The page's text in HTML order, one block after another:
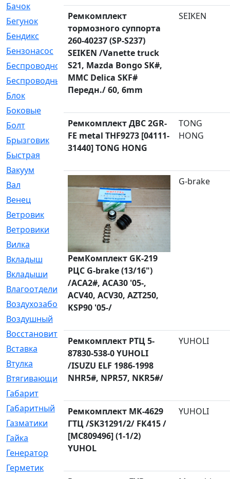
Бачок
[40]
Бегунок
[21]
Бендикс
[26]
Бензонасос
[17]
Беспроводное
[2]
Беспроводные
[1]
Блок
[81]
Боковые
[4]
Болт
[247]
Брызговик
[77]
Быстрая
Вакуум
[23]
Вал
[194]
Венец
[16]
Ветровик
[132]
Ветровики
[2]
Вилка
[15]
Вкладыш
[41]
Вкладыши
[1131]
Влагоотделитель
[2]
Воздухозаборник
[2]
Воздушный
Восстановительный
[1]
Вставка
[168]
Втулка
[1875]
Втягивающий
[22]
Габарит
Габаритный
[6]
Газматики
[117]
Гайка
[104]
Генератор
[148]
Герметик
[15]
Ремкомплект
тормозного суппорта
260-40237 (SP-S237)
SEIKEN /Vanette truck
S21, Mazda Bongo SK#,
MMC Delica SKF#
Передн./ 60, 6mm
SEIKEN
Ремкомплект ДВС 2GR-
FE metal THF9273 [04111-
31440] TONG HONG
TONG
HONG
РемКомплект GK-219
РЦС G-brake (13/16")
/ACA2#, ACA30 '05-,
ACV40, ACV30, AZT250,
KSP90 '05-/
G-brake
Ремкомплект РТЦ 5-
87830-538-0 YUHOLI
/ISUZU ELF 1986-1998
NHR5#, NPR57, NKR5#/
YUHOLI
Ремкомплект MK-4629
ГТЦ /SK31291/2/ FK415 /
[MC809496] (1-1/2)
YUHOL
YUHOLI